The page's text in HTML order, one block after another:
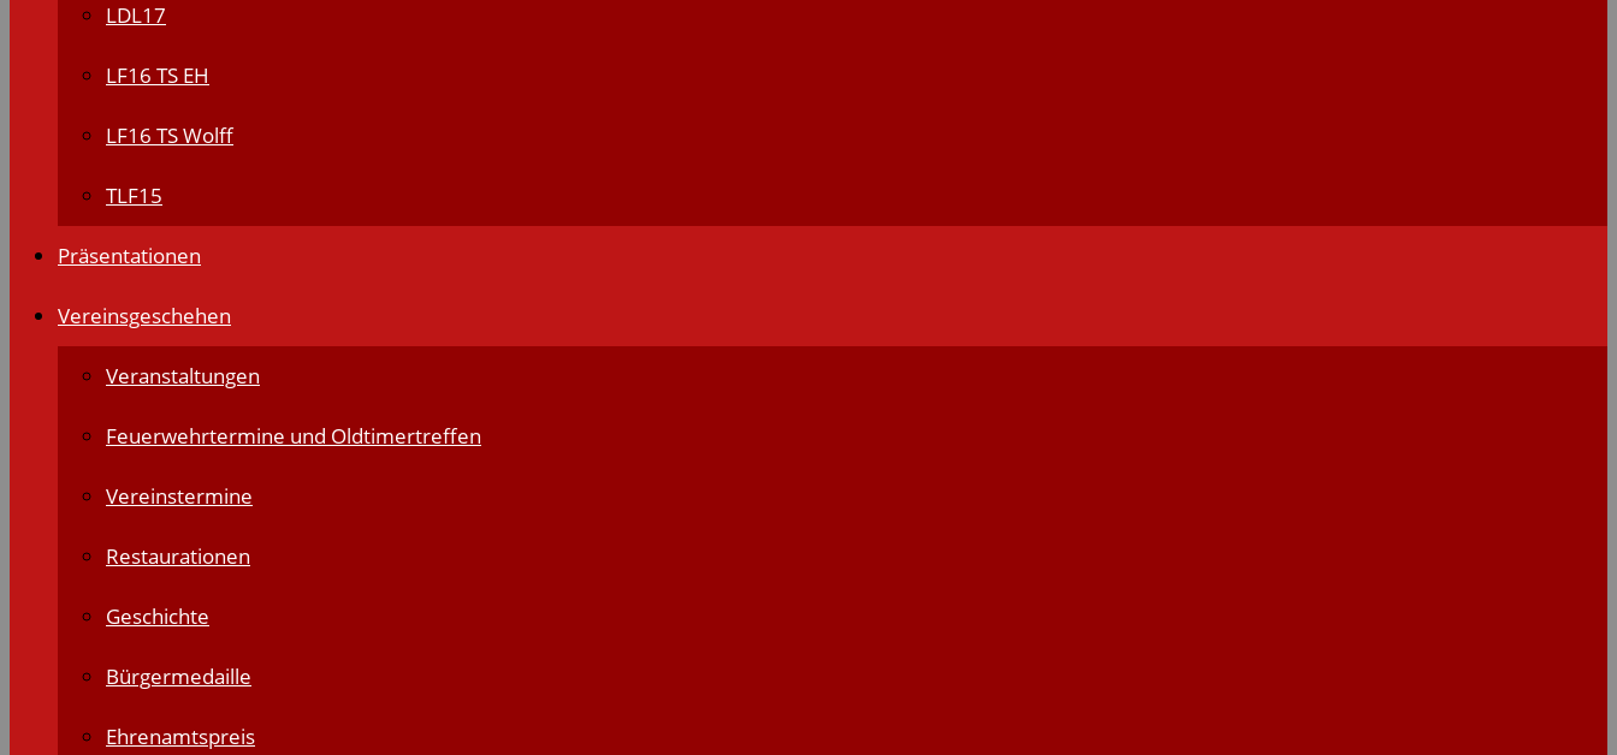
LDL17
LF16 TS EH
LF16 TS Wolff
TLF15
Präsentationen
Vereinsgeschehen
Veranstaltungen
Feuerwehrtermine und Oldtimertreffen
Vereinstermine
Restaurationen
Geschichte
Bürgermedaille
Ehrenamtspreis